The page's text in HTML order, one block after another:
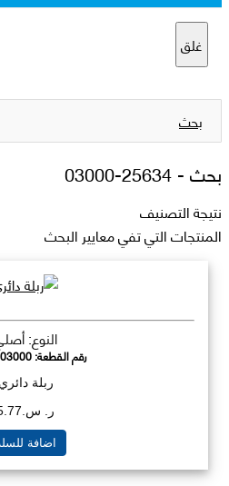
غلق
بحث
بحث -25634-03000
نتيجة التصنيف
المنتجات التي تفي معايير البحث
النوع:
رقم القطعة:
ربلة دائري
ر. س.5.77
اضافة